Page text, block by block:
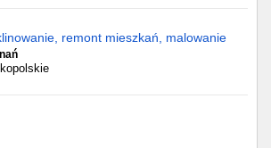
remont mieszkań, malowanie